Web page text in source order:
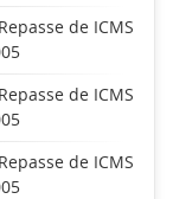
de ICMS
de ICMS
de ICMS